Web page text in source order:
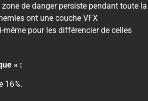
de danger persiste pendant toute la
ont une couche VFX
pour les différencier de celles
» :
16%.